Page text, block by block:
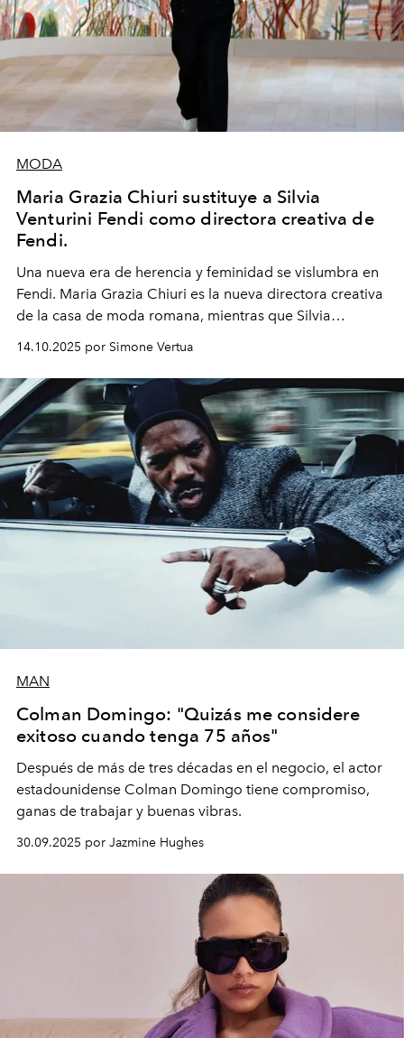
MODA
Maria Grazia Chiuri sustituye a Silvia
Venturini Fendi como directora creativa de
Fendi.
Una nueva era de herencia y feminidad se vislumbra en
Fendi. Maria Grazia Chiuri es la nueva directora creativa
de la casa de moda romana, mientras que Silvia
14.10.2025 por Simone Vertua
MAN
Colman Domingo: "Quizás me considere
exitoso cuando tenga 75 años"
Después de más de tres décadas en el negocio, el actor
estadounidense Colman Domingo tiene compromiso,
ganas de trabajar y buenas vibras.
30.09.2025 por Jazmine Hughes